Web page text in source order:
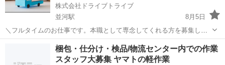
株式会社ドライブトライブ
並河駅
8月5日
＼フルタイムのお仕事です。本職として専念してくれる方を募集しま
す。／ 4t車にて飲料の配送ドライバー ※入出荷・パレットをフォーク
リフトで下す作業 取扱商品・・・飲料 配送場所・・・倉庫・営業所な
ど⁽亀岡付近₎ ...
亀岡市 並河駅 ドライバー 給料
梱包・仕分け・検品/物流センター内での作業
スタッフ大募集 ヤマトの軽作業